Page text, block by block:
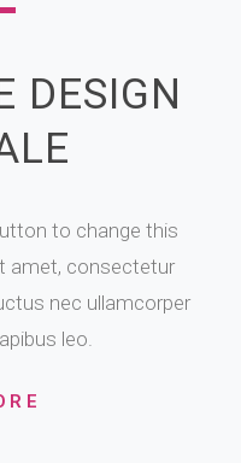
DESIGN
to change this
amet, consectetur
nec ullamcorper
leo.